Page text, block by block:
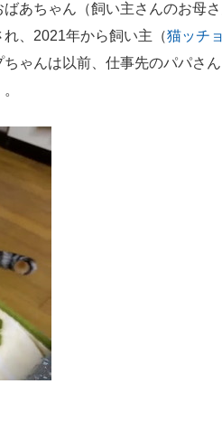
あちゃん（飼い主さんのお母さ
、2021年から飼い主（猫ッチ
ゃんは以前、仕事先のパパさ